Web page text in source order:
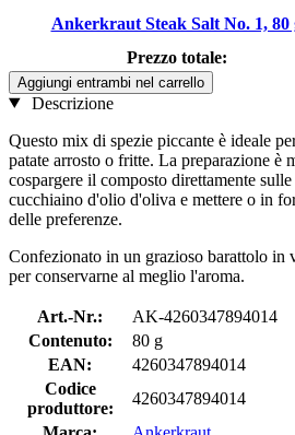
Ankerkraut Steak Salt No. 1, 80
Prezzo totale:
Aggiungi entrambi nel carrello
Descrizione
Questo mix di spezie piccante è ideale
patate arrosto o fritte. La preparazione è
cospargere il composto direttamente
cucchiaino d'olio d'oliva e mettere o in
delle preferenze.
Confezionato in un grazioso barattolo in
per conservarne al meglio l'aroma.
Art.-Nr.:
AK-4260347894014
Contenuto:
80 g
EAN:
4260347894014
Codice
produttore:
4260347894014